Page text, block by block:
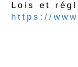
Lois et
https://